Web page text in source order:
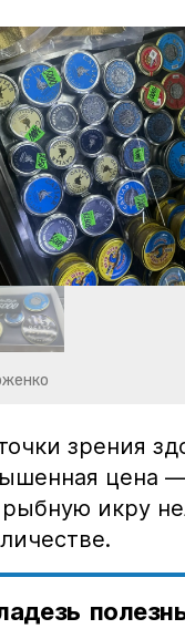
зрения
цена
рыбную икру